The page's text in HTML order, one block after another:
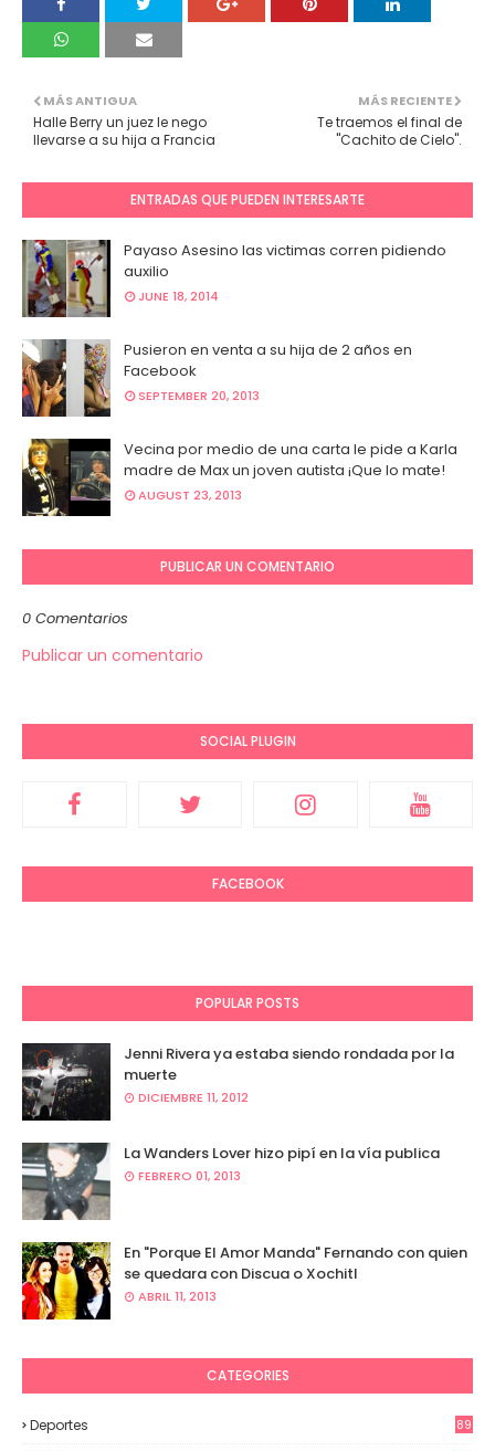
MÁS RECIENTE
Te traemos el final de
"Cachito de Cielo".
MÁS ANTIGUA
Halle Berry un juez le nego
llevarse a su hija a Francia
ENTRADAS QUE PUEDEN INTERESARTE
Payaso Asesino las victimas corren pidiendo
auxilio
JUNE 18, 2014
Pusieron en venta a su hija de 2 años en
Facebook
SEPTEMBER 20, 2013
Vecina por medio de una carta le pide a Karla
madre de Max un joven autista ¡Que lo mate!
AUGUST 23, 2013
PUBLICAR UN COMENTARIO
0 Comentarios
Publicar un comentario
SOCIAL PLUGIN
FACEBOOK
POPULAR POSTS
Jenni Rivera ya estaba siendo rondada por la
muerte
DICIEMBRE 11, 2012
La Wanders Lover hizo pipí en la vía publica
FEBRERO 01, 2013
En "Porque El Amor Manda" Fernando con quien
se quedara con Discua o Xochitl
ABRIL 11, 2013
CATEGORIES
Deportes 89